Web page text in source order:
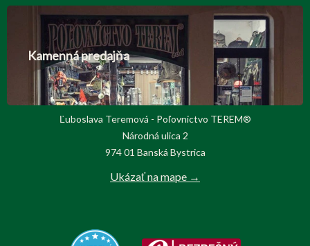
Kamenná predajňa
Ľuboslava Teremová - Poľovnictvo TEREM®
Národná ulica 2
974 01 Banská Bystrica
Ukázať na mape →